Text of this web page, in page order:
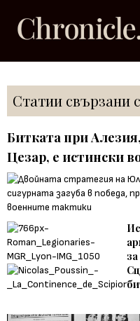
Статии свързани с
Битката при
Цезар, е истински